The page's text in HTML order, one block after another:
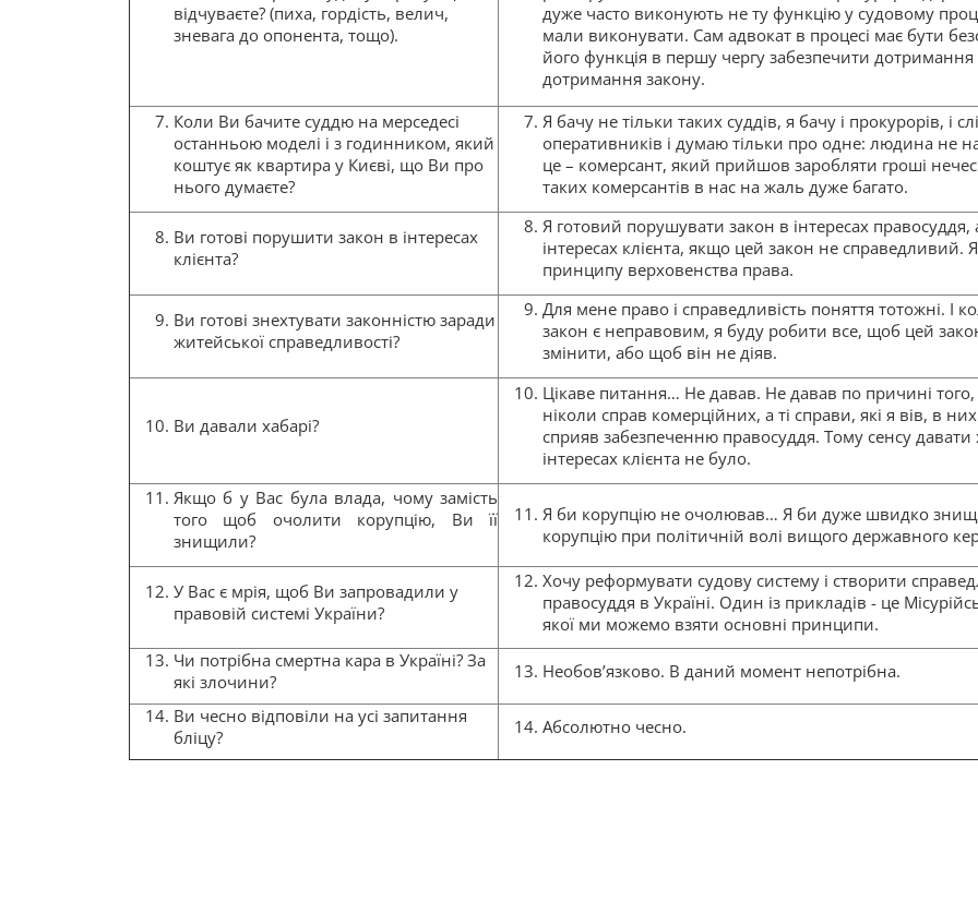
відчуваєте? (пиха, гордість, велич,
зневага до опонента, тощо).
дуже часто виконують не ту функцію у судовому
мали виконувати. Сам адвокат в процесі має бути
його функція в першу чергу забезпечити дотримання
дотримання закону.
Коли Ви бачите суддю на мерседесі
останньою моделі і з годинником, який
коштує як квартира у Києві, що Ви про
нього думаєте?
Я бачу не тільки таких суддів, я бачу і прокурорів, і
оперативників і думаю тільки про одне: людина не на
це – комерсант, який прийшов заробляти гроші
таких комерсантів в нас на жаль дуже багато.
Ви готові порушити закон в інтересах
клієнта?
Я готовий порушувати закон в інтересах правосуддя,
інтересах клієнта, якщо цей закон не справедливий.
принципу верховенства права.
Ви готові знехтувати законністю заради
житейської справедливості?
Для мене право і справедливість поняття тотожні. І
закон є неправовим, я буду робити все, щоб цей
змінити, або щоб він не діяв.
Ви давали хабарі?
Цікаве питання… Не давав. Не давав по причині того,
ніколи справ комерційних, а ті справи, які я вів, в них
сприяв забезпеченню правосуддя. Тому сенсу давати
інтересах клієнта не було.
Якщо б у Вас була влада, чому замість
того щоб очолити корупцію, Ви її
знищили?
Я би корупцію не очолював… Я би дуже швидко
корупцію при політичній волі вищого державного
У Вас є мрія, щоб Ви запровадили у
правовій системі України?
Хочу реформувати судову систему і створити
правосуддя в Україні. Один із прикладів - це
якої ми можемо взяти основні принципи.
Чи потрібна смертна кара в Україні? За
які злочини?
Необов’язково. В даний момент непотрібна.
Ви чесно відповіли на усі запитання
бліцу?
Абсолютно чесно.